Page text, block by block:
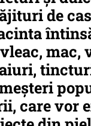
de
mac,
care vor